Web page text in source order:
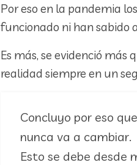
Por eso en la pandemia
funcionado ni han sabido
Es más, se evidenció
realidad siempre en un
Concluyo por eso
nunca va a cambiar.
Esto se debe desde